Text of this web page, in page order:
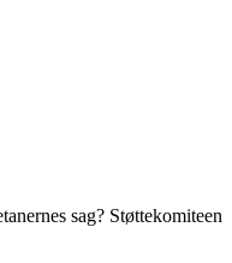
sag? Støttekomiteen